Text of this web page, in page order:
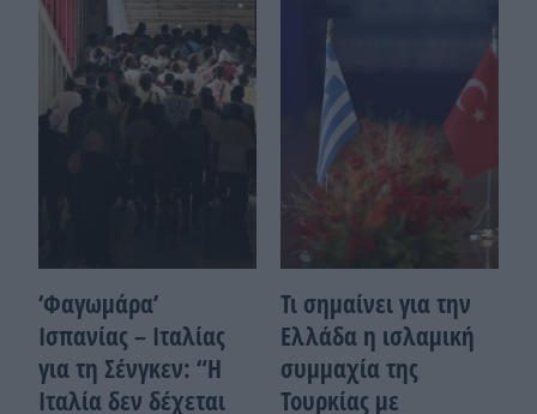
‘Φαγωμάρα’
Ισπανίας – Ιταλίας
για τη Σένγκεν: “Η
Ιταλία δεν δέχεται
Τι σημαίνει για την
Ελλάδα η ισλαμική
συμμαχία της
Τουρκίας με